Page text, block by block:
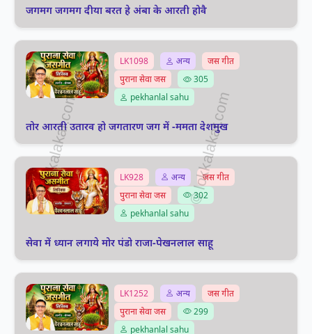
जगमग जगमग दीया बरत हे अंबा के आरती होवै
LK1098 अन्य
जस गीत
पुराना सेवा जस
305
pekhanlal sahu
तोर आरती उतारव हो जगतारण जग में -ममता देशमुख
LK928 अन्य
जस गीत
पुराना सेवा जस
302
pekhanlal sahu
सेवा में ध्यान लगाये मोर पंडो राजा-पेखनलाल साहू
LK1252 अन्य
जस गीत
पुराना सेवा जस
299
pekhanlal sahu